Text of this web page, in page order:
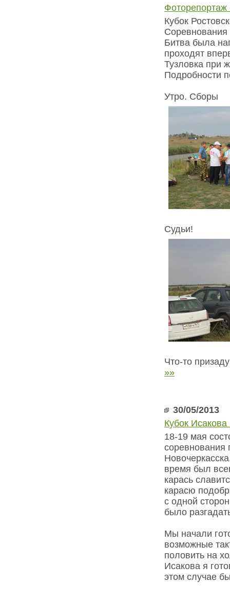
Фоторепортаж
Кубок
Соревнования
Битва была
проходят
Тузловка при
Подробности
Утро. Сборы
Судьи!
Что-то
»»
30/05/2013
Кубок Исакова
18-19 мая
соревнования
время был
карась
карасю
с одной
было
Мы начали
возможные
половить на
Исакова я
этом случае